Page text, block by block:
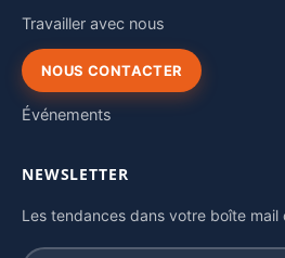
Travailler avec nous
NOUS CONTACTER
Événements
NEWSLETTER
Les tendances dans votre boîte mail